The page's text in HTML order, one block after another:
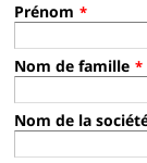
Prénom *
Nom de famille *
Nom de la